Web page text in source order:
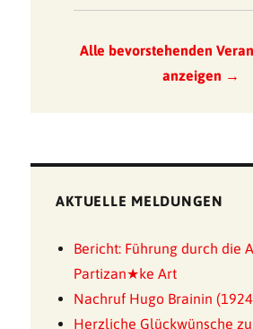
Alle bevorstehenden
anzeigen →
AKTUELLE MELDUNGEN
Bericht: Führung durch die
Partizan★ke Art
Nachruf Hugo Brainin
Herzliche Glückwünsche